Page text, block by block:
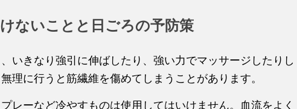
ないことと日ごろの予防策
、いきなり強引に伸ばしたり、強い力でマッサージしたりし
理に行うと筋繊維を傷めてしまうことがあります。
レーなど冷やすものは使用してはいけません。血流をよく